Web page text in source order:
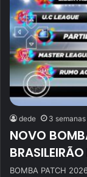
dede 3
NOVO
BOMBA PATCH